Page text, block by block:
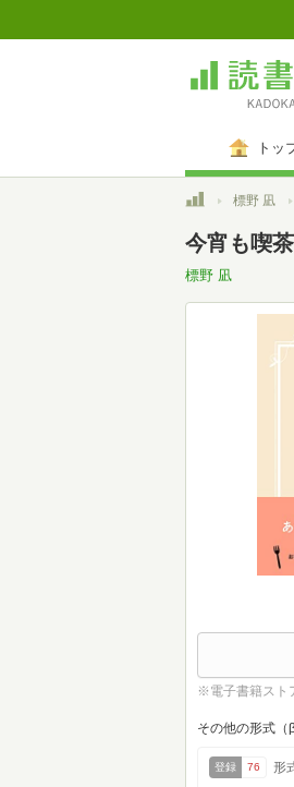
トッ
トップ標野 凪
今宵も喫
標野 凪
※電子書籍スト
その他の形式（β
登録 76
形